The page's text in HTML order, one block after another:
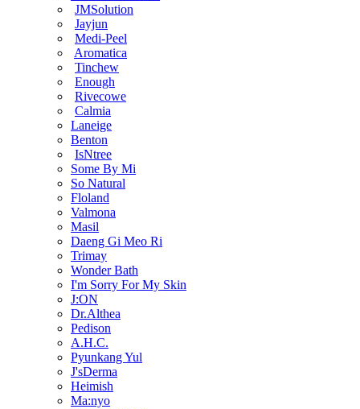
JMSolution
Jayjun
Medi-Peel
Aromatica
Tinchew
Enough
Rivecowe
Calmia
Laneige
Benton
IsNtree
Some By Mi
So Natural
Floland
Valmona
Masil
Daeng Gi Meo Ri
Trimay
Wonder Bath
I'm Sorry For My Skin
J:ON
Dr.Althea
Pedison
A.H.C.
Pyunkang Yul
J'sDerma
Heimish
Ma:nyo